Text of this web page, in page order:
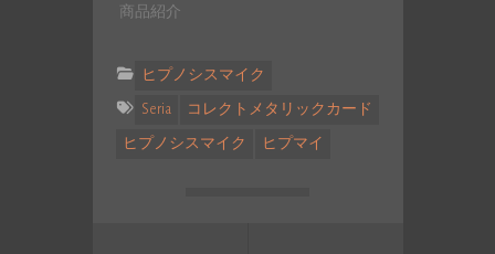
商品紹介
ヒプノシスマイク
Seria コレクトメタリックカード
ヒプノシスマイク ヒプマイ